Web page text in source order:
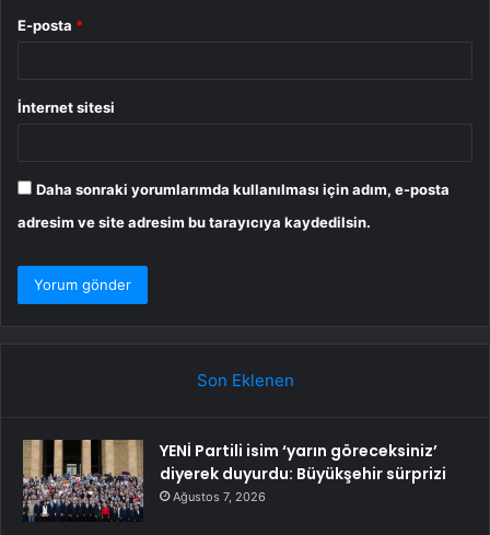
E-posta *
İnternet sitesi
Daha sonraki yorumlarımda kullanılması için adım, e-posta
adresim ve site adresim bu tarayıcıya kaydedilsin.
Son Eklenen
YENİ Partili isim ‘yarın göreceksiniz’
diyerek duyurdu: Büyükşehir sürprizi
Ağustos 7, 2026